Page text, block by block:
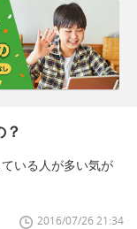
いる人が多い気が
2016/07/26 21:34